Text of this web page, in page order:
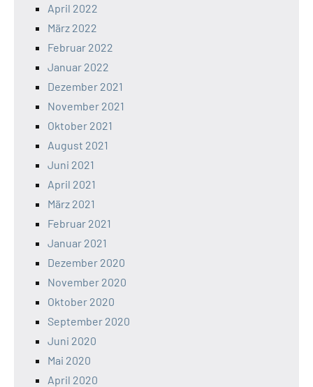
April 2022
März 2022
Februar 2022
Januar 2022
Dezember 2021
November 2021
Oktober 2021
August 2021
Juni 2021
April 2021
März 2021
Februar 2021
Januar 2021
Dezember 2020
November 2020
Oktober 2020
September 2020
Juni 2020
Mai 2020
April 2020